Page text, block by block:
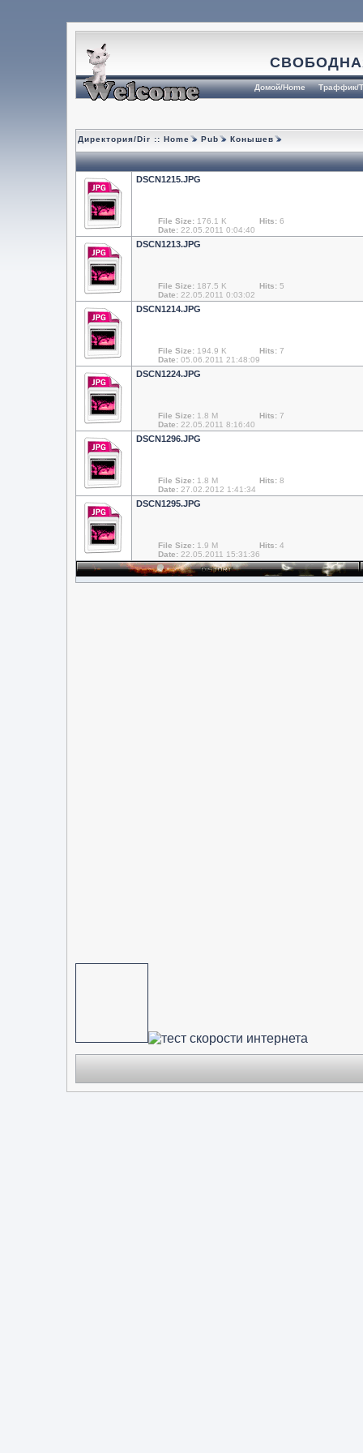
Домой/Home Траффик/
Директория/Dir :: Home Pub Конышев
DSCN1215.JPG
File Size: 176.1 K Hits: 6
Date: 22.05.2011 0:04:40
DSCN1213.JPG
File Size: 187.5 K Hits: 5
Date: 22.05.2011 0:03:02
DSCN1214.JPG
File Size: 194.9 K Hits: 7
Date: 05.06.2011 21:48:09
DSCN1224.JPG
File Size: 1.8 M Hits: 7
Date: 22.05.2011 8:16:40
DSCN1296.JPG
File Size: 1.8 M Hits: 8
Date: 27.02.2012 1:41:34
DSCN1295.JPG
File Size: 1.9 M Hits: 4
Date: 22.05.2011 15:31:36